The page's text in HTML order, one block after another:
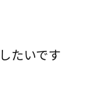
たいです